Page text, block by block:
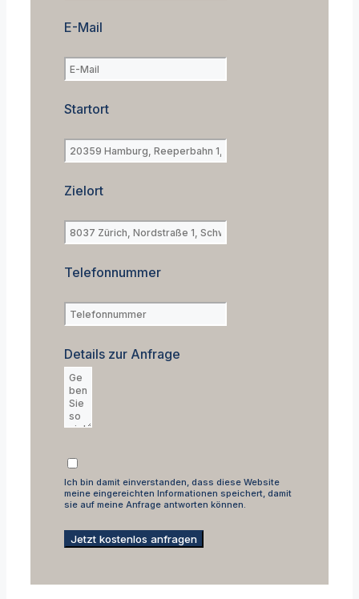
E-Mail
Startort
Zielort
Telefonnummer
Details zur Anfrage
Ich bin damit einverstanden, dass diese Website
meine eingereichten Informationen speichert, damit
sie auf meine Anfrage antworten können.
Jetzt kostenlos anfragen